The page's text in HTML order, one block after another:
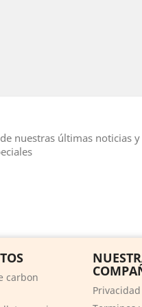
nuestras últimas noticias y
carbon